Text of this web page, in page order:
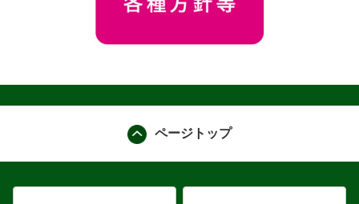
ページトップ